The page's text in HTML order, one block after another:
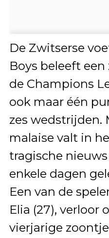
De Zwitserse
Boys beleeft
de Champions
ook maar één
zes wedstrijden.
malaise valt in
tragische
enkele dagen
Een van de
Elia (27), verloor
vierjarige